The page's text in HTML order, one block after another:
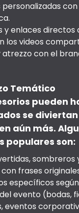
y enlaces directos
los videos
atrezzo con el
Temático
pueden
se diviertan
aún más.
populares son:
sombreros
frases
específicos
evento (bodas,
eventos